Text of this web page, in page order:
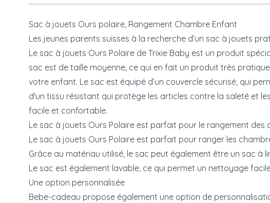
Sac à jouets Ours polaire, Rangement Chambre Enfant
Les jeunes parents suisses à la recherche d’un sac à jouets
Le sac à jouets Ours Polaire de Trixie Baby est un produit
sac est de taille moyenne, ce qui en fait un produit très
votre enfant. Le sac est équipé d’un couvercle sécurisé, qui
d'un tissu résistant qui protège les articles contre la saleté et
facile et confortable.
Le sac à jouets Ours Polaire est parfait pour le rangement des
Le sac à jouets Ours Polaire est parfait pour ranger les
Grâce au matériau utilisé, le sac peut également être un sac à
Le sac est également lavable, ce qui permet un nettoyage
Une option personnalisée
Bebe-cadeau propose également une option de